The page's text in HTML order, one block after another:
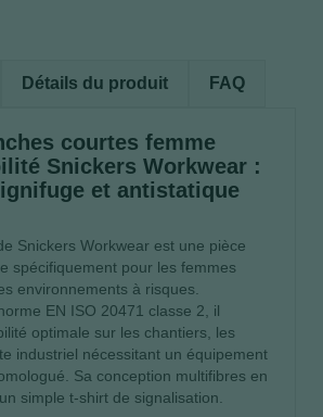
Détails du produit FAQ
courtes femme
Snickers Workwear :
et antistatique
Snickers Workwear est une pièce
spécifiquement pour les femmes
environnements à risques.
EN ISO 20471 classe 2, il
optimale sur les chantiers, les
industriel nécessitant un équipement
Sa conception multifibres en
simple t-shirt de signalisation.